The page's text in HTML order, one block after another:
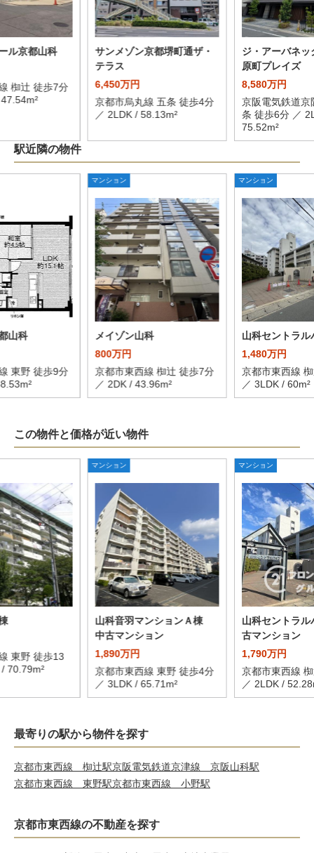
ル京都山科
椥辻 徒歩7分
サンメゾン京都堺町通ザ・
テラス
6,450万円
京都市烏丸線 五条 徒歩4分
／ 2LDK / 58.13m²
ジ・アーバネッ
原町プレイズ
8,580万円
京阪電気鉄道京
条 徒歩6分 ／
75.52m²
駅近隣の物件
山科
東野 徒歩9分
マンション
メイゾン山科
800万円
京都市東西線 椥辻 徒歩7分
／ 2DK / 43.96m²
マンション
山科セントラル
1,480万円
京都市東西線
／ 3LDK / 60m²
この物件と価格が近い物件
東野 徒歩13
70.79m²
マンション
山科音羽マンションＡ棟
中古マンション
1,890万円
京都市東西線 東野 徒歩4分
／ 3LDK / 65.71m²
マンション
山科セントラ
古マンション
1,790万円
京都市東西線
／ 2LDK /
最寄りの駅から物件を探す
京都市東西線 椥辻駅京阪電気鉄道京津線 京阪山科駅
京都市東西線 東野駅京都市東西線 小野駅
京都市東西線の不動産を探す